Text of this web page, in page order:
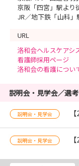
京阪「四宮」駅より
JR／地下鉄「山科
URL
洛和会ヘルスケア
看護師採用ページ
洛和会の看護につい
説明会・見学会／選
説明会・見学会
説明会・見学会